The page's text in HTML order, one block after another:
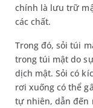
chính là lưu trữ
các chất.
Trong đó, sỏi túi
trong túi mật do
dịch mật. Sỏi có
rơi xuống có thể
tự nhiên, dẫn đến